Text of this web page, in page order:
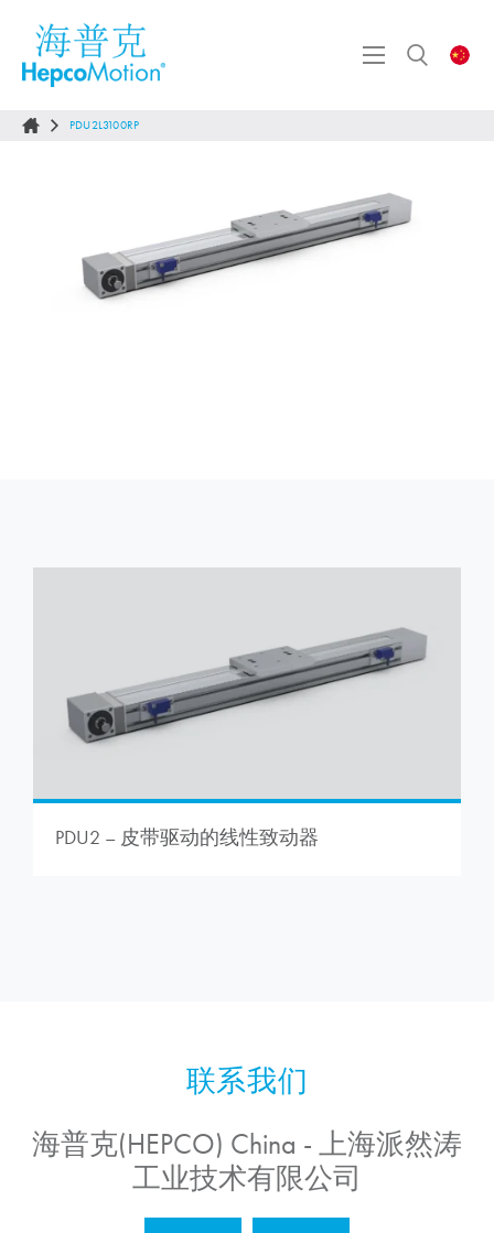
PDU2L3100RP
PDU2 – 皮带驱动的线性致动器
海普克(HEPCO) China - 上海派然涛
工业技术有限公司